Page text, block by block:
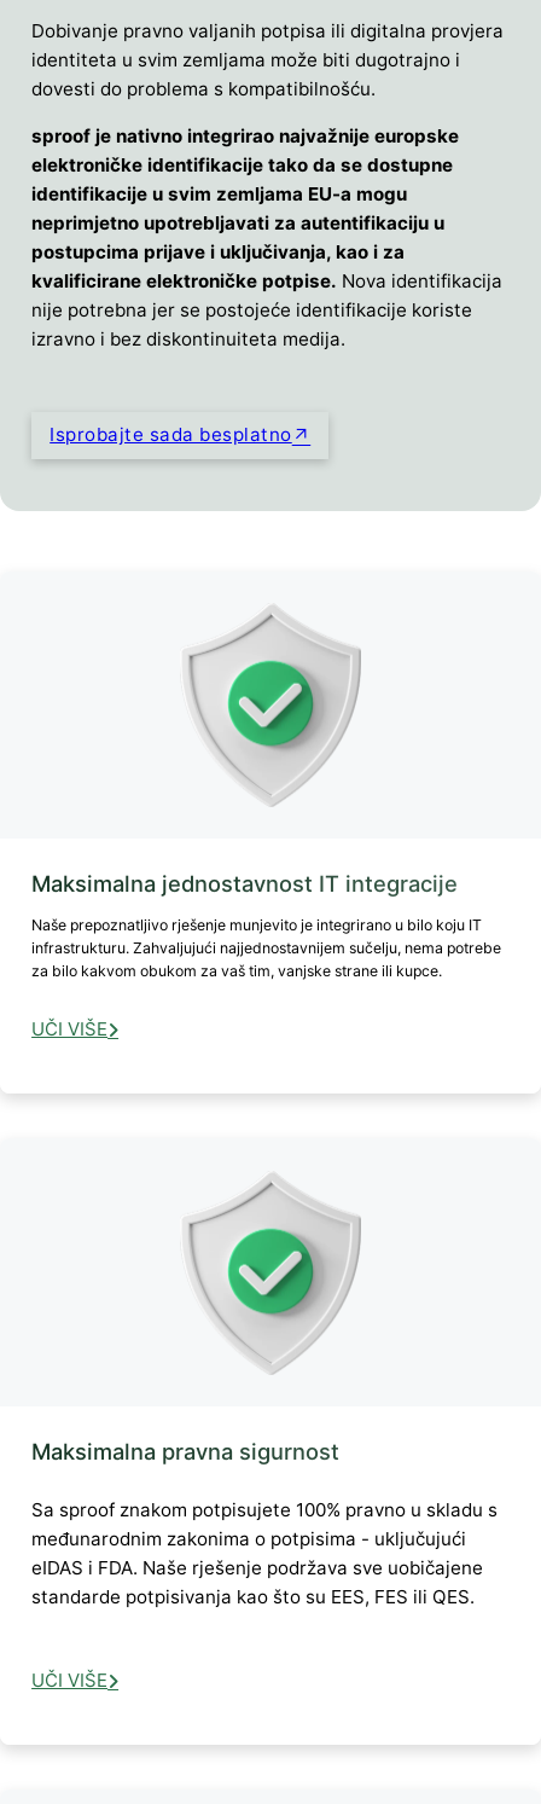
Dobivanje pravno valjanih potpisa ili digitalna provjera
identiteta u svim zemljama može biti dugotrajno i
dovesti do problema s kompatibilnošću.
sproof je nativno integrirao najvažnije europske
elektroničke identifikacije tako da se dostupne
identifikacije u svim zemljama EU-a mogu
neprimjetno upotrebljavati za autentifikaciju u
postupcima prijave i uključivanja, kao i za
kvalificirane elektroničke potpise. Nova identifikacija
nije potrebna jer se postojeće identifikacije koriste
izravno i bez diskontinuiteta medija.
Isprobajte sada besplatno
Maksimalna jednostavnost IT integracije
Naše prepoznatljivo rješenje munjevito je integrirano u bilo koju IT
infrastrukturu. Zahvaljujući najjednostavnijem sučelju, nema potrebe
za bilo kakvom obukom za vaš tim, vanjske strane ili kupce.
UČI VIŠE
Maksimalna pravna sigurnost
Sa sproof znakom potpisujete 100% pravno u skladu s
međunarodnim zakonima o potpisima - uključujući
eIDAS i FDA. Naše rješenje podržava sve uobičajene
standarde potpisivanja kao što su EES, FES ili QES.
UČI VIŠE